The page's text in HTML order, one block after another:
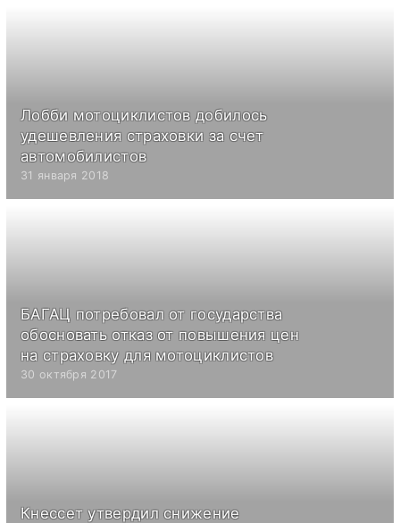
Лобби мотоциклистов добилось
удешевления страховки за счет
автомобилистов
31 января 2018
БАГАЦ потребовал от государства
обосновать отказ от повышения цен
на страховку для мотоциклистов
30 октября 2017
Кнессет утвердил снижение